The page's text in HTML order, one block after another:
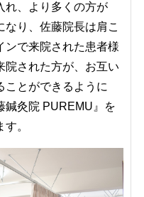
れ、より多くの方が
なり、佐藤院長は肩こ
ンで来院された患者様
院された方が、お互い
ことができるように
鍼灸院 PUREMU』を
。